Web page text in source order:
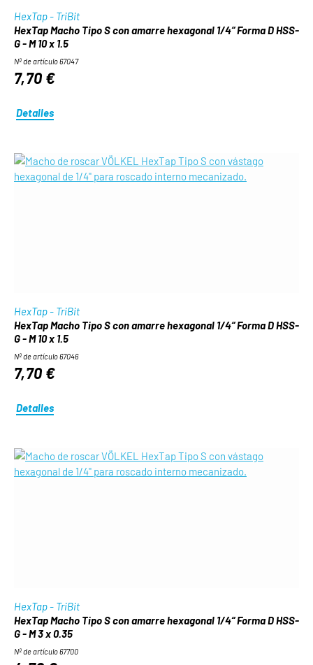
HexTap - TriBit
HexTap Macho Tipo S con amarre hexagonal 1/4“ Forma D HSS-
G - M 10 x 1.5
Nº de artículo 67047
7,70 €
Detalles
HexTap - TriBit
HexTap Macho Tipo S con amarre hexagonal 1/4“ Forma D HSS-
G - M 10 x 1.5
Nº de artículo 67046
7,70 €
Detalles
HexTap - TriBit
HexTap Macho Tipo S con amarre hexagonal 1/4“ Forma D HSS-
G - M 3 x 0.35
Nº de artículo 67700